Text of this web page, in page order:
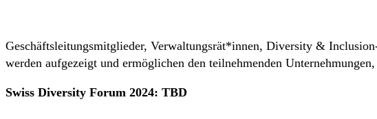
Geschäftsleitungsmitglieder, Verwaltungsrät*innen, Diversity &
werden aufgezeigt und ermöglichen den teilnehmenden
Swiss Diversity Forum 2024: TBD